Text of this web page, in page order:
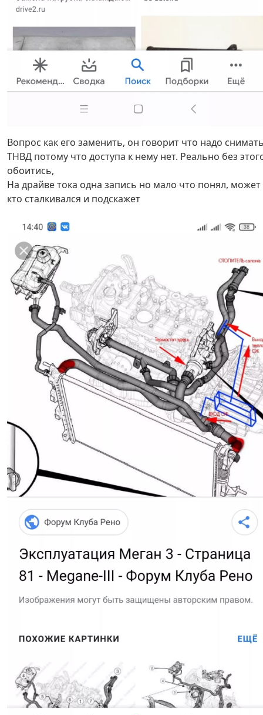
Вопрос как его заменить, он говорит что надо
ТНВД потому что доступа к нему нет. Реально без
обоитись,
На драйве тока одна запись но мало что понял, может
кто сталкивался и подскажет